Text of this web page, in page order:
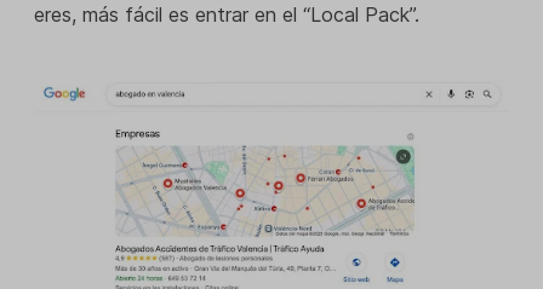
eres, más fácil es entrar en el “Local Pack”.